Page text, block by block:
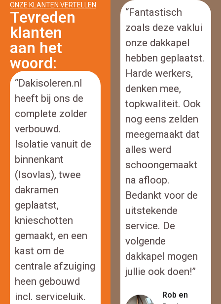
ONZE KLANTEN VERTELLEN
Tevreden
klanten
aan het
woord:
“Dakisoleren.nl
heeft bij ons de
complete zolder
verbouwd.
Isolatie vanuit de
binnenkant
(Isovlas), twee
dakramen
geplaatst,
knieschotten
gemaakt, en een
kast om de
centrale afzuiging
heen gebouwd
incl. serviceluik.
“Fantastisch
zoals deze vaklui
onze dakkapel
hebben geplaatst.
Harde werkers,
denken mee,
topkwaliteit. Ook
nog eens zelden
meegemaakt dat
alles werd
schoongemaakt
na afloop.
Bedankt voor de
uitstekende
service. De
volgende
dakkapel mogen
jullie ook doen!”
Rob en